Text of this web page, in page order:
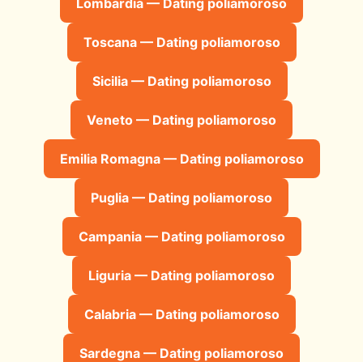
Toscana — Dating poliamoroso
Sicilia — Dating poliamoroso
Veneto — Dating poliamoroso
Emilia Romagna — Dating poliamoroso
Puglia — Dating poliamoroso
Campania — Dating poliamoroso
Liguria — Dating poliamoroso
Calabria — Dating poliamoroso
Sardegna — Dating poliamoroso